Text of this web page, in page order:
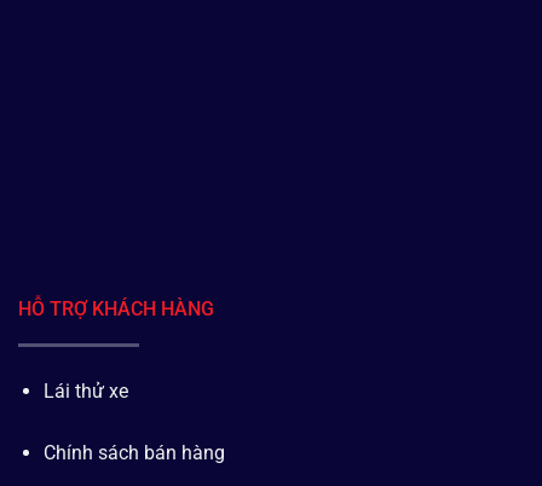
HỖ TRỢ KHÁCH HÀNG
Lái thử xe
Chính sách bán hàng